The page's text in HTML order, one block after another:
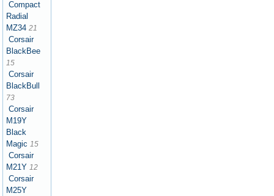
Compact
Radial
MZ34 21
Corsair
BlackBee
15
Corsair
BlackBull
73
Corsair
M19Y
Black
Magic 15
Corsair
M21Y 12
Corsair
M25Y